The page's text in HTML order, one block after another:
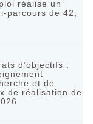
réalise un
parcours de 42,
d’objectifs :
et de
de réalisation de